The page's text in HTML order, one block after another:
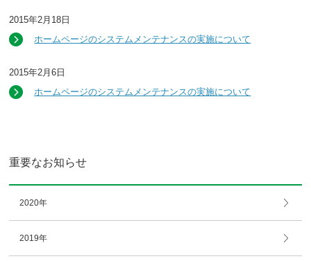
2015年2月18日
ホームページのシステムメンテナンスの実施について
2015年2月6日
ホームページのシステムメンテナンスの実施について
重要なお知らせ
2020年
2019年